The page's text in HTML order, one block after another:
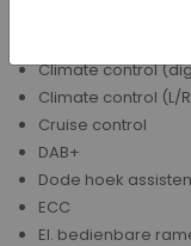
Climate control
Climate control (L/
Cruise control
DAB+
Dode hoek
ECC
El. bedienbare